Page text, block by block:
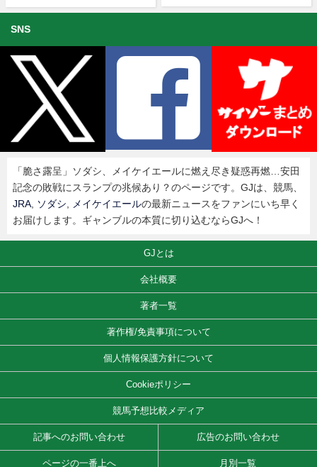
SNS
「脆さ露呈」ソダシ、メイケイエールに燃え尽き疑惑再燃…安田
記念の敗戦にスランプの兆候あり？のページです。GJは、競馬、
JRA
ソダシ メイケイエールの最新ニュースをファンにいち早く
お届けします。ギャンブルの本質に切り込むならGJへ！
GJとは
会社概要
著者一覧
著作権/免責事項について
個人情報保護方針について
Cookieポリシー
競馬予想比較メディア
記事へのお問い合わせ 広告のお問い合わせ
ページの一番上へ 月別一覧